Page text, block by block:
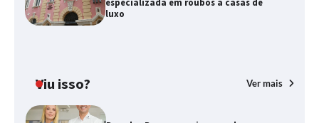
especializada em roubos a casas de
luxo
Viu isso? Ver mais